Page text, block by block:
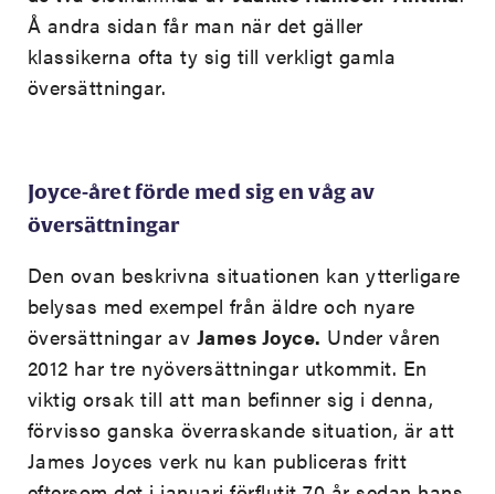
Å andra sidan får man när det gäller
klassikerna ofta ty sig till verkligt gamla
översättningar.
Joyce-året förde med sig en våg av
översättningar
Den ovan beskrivna situationen kan ytterligare
belysas med exempel från äldre och nyare
översättningar av James Joyce. Under våren
2012 har tre nyöversättningar utkommit. En
viktig orsak till att man befinner sig i denna,
förvisso ganska överraskande situation, är att
James Joyces verk nu kan publiceras fritt